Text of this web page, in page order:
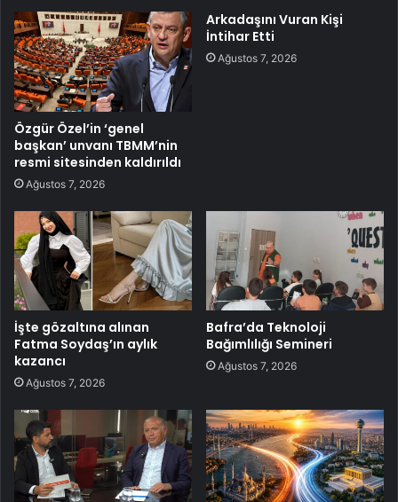
Özgür Özel’in ‘genel
başkan’ unvanı TBMM’nin
resmi sitesinden kaldırıldı
Ağustos 7, 2026
Arkadaşını Vuran Kişi
İntihar Etti
Ağustos 7, 2026
İşte gözaltına alınan
Fatma Soydaş’ın aylık
kazancı
Ağustos 7, 2026
Bafra’da Teknoloji
Bağımlılığı Semineri
Ağustos 7, 2026